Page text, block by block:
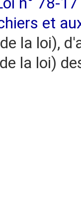
et
la loi),
la loi)